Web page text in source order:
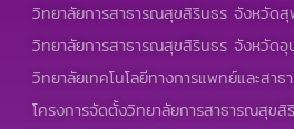
วิทยาลัยการสาธารณสุขสิรินธร จังหวัด
วิทยาลัยการสาธารณสุขสิรินธร จังหวัดอุ
วิทยาลัยเทคโนโลยีทางการแพทย์และสา
โครงการจัดตั้งวิทยาลัยการสาธารณสุข